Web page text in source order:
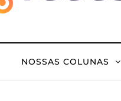
NOSSAS COLUNAS